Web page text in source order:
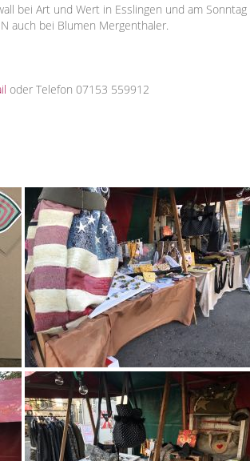
bei Art und Wert in Esslingen und am
auch bei Blumen Mergenthaler.
oder Telefon 07153 559912